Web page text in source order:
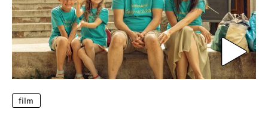
film